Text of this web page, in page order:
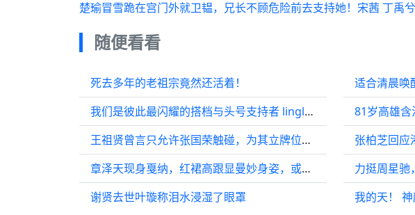
楚瑜冒雪跪在宫门外就卫韫，兄长不顾危险前去支持她！宋茜 丁禹兮
随便看看
死去多年的老祖宗竟然还活着！
我们是彼此最闪耀的搭档与头号支持者 linglingkwong ormkornnaphat
王祖贤曾言只允许张国荣触碰，为其立牌位悼念
章泽天现身戛纳，红裙高跟显曼妙身姿，或去看巩俐的《霸王别姬》
谢贤去世叶璇称泪水浸湿了眼罩
我的天！